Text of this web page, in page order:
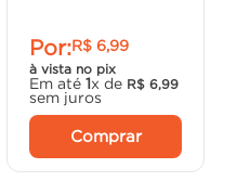
Por:R$ 6,99
à vista no pix
Em até 1x de R$ 6,99
sem juros
Comprar